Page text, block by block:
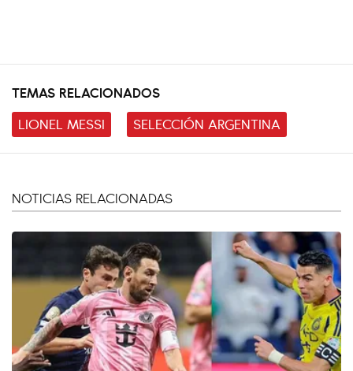
TEMAS RELACIONADOS
LIONEL MESSI
SELECCIÓN ARGENTINA
NOTICIAS RELACIONADAS